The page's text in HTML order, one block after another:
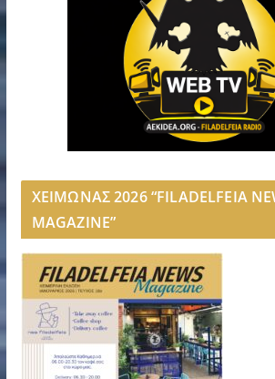
ΧΕΙΜΩΝΑΣ 2026 “FILADELFEIA
MAGAZINE”